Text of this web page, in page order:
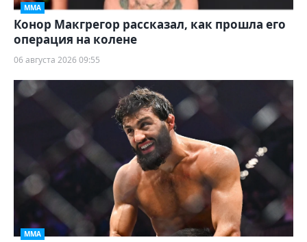
ММА
Конор Макгрегор рассказал, как прошла его
операция на колене
06 августа 2026 09:55
ММА